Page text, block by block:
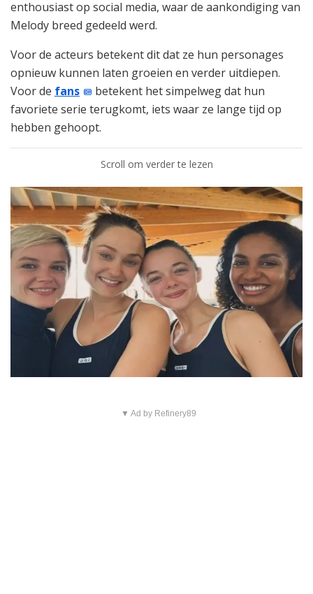
enthousiast op social media, waar de aankondiging van
Melody breed gedeeld werd.
Voor de acteurs betekent dit dat ze hun personages
opnieuw kunnen laten groeien en verder uitdiepen.
Voor de fans
betekent het simpelweg dat hun
favoriete serie terugkomt, iets waar ze lange tijd op
hebben gehoopt.
Scroll om verder te lezen
▼ Ad by Refinery89